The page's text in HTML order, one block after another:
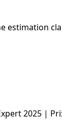
estimation
2025 |